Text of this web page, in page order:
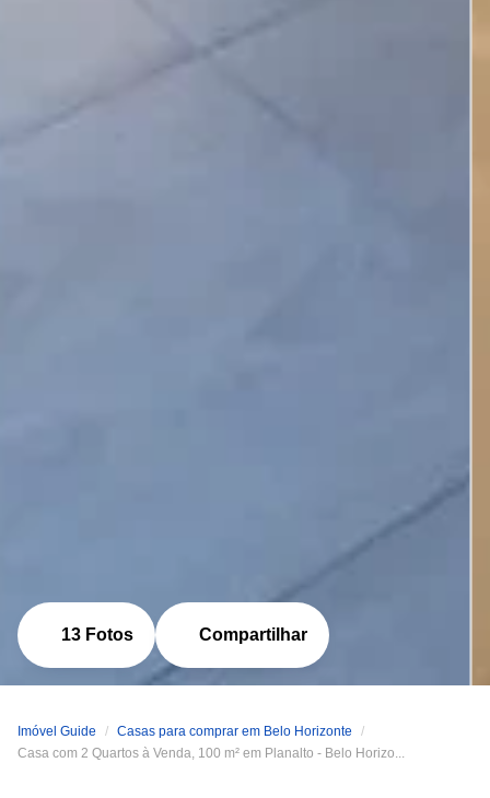
13 Fotos Compartilhar
Imóvel Guide
Casas para comprar em Belo Horizonte
Casa com 2 Quartos à Venda, 100 m² em Planalto - Belo Horizo...